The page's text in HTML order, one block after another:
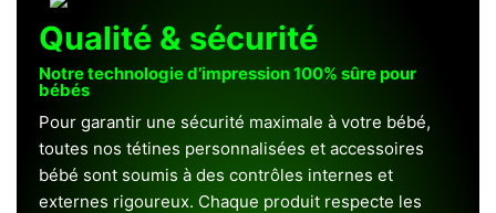
Qualité & sécurité
Notre technologie d’impression 100% sûre pour
bébés
Pour garantir une sécurité maximale à votre bébé,
toutes nos tétines personnalisées et accessoires
bébé sont soumis à des contrôles internes et
externes rigoureux. Chaque produit respecte les